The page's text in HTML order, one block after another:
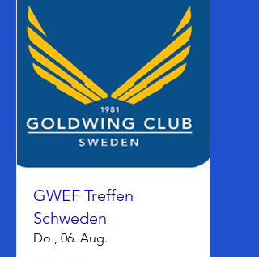
GWEF Treffen
Schweden
Do., 06. Aug.